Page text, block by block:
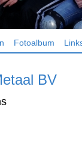
Fotoalbum
BV